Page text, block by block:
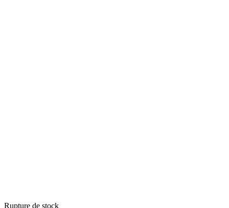
Rupture de stock